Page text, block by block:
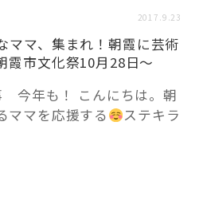
リノベ事例
2017.9.23
ママ、集まれ！朝霞に芸術
霞市文化祭10月28日～
今年も！ こんにちは。朝
ママを応援する
ステキラ